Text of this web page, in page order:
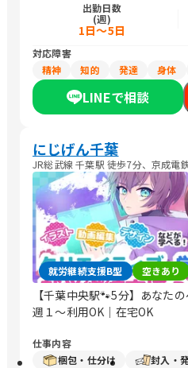
出勤日数
(週)
1日～5日
対応障害
精神
知的 発達 身体
LINEで相談
にじげん千葉
JR総武線 千葉駅 徒歩7分、京成電
就労継続支援B型 空きあり
【千葉中央駅🐾5分】あなた
週１～利用OK｜在宅OK
仕事内容
梱包・仕分け
封入・